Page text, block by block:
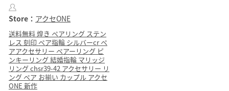
Store： アクセONE
送料無料 煌き ペアリング ステン
レス 刻印 ペア指輪 シルバーcr ペ
アアクセサリー ペアーリング ピ
ンキーリング 結婚指輪 マリッジ
リング chsr39-42 アクセサリー リ
ング ペア お揃い カップル アクセ
ONE 新作